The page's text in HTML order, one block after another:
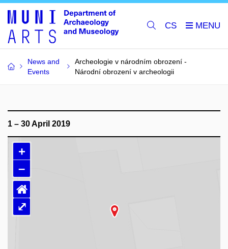
CS
News and
Events
Archeologie v národním obrození -
Národní obrození v archeologii
1 – 30 April 2019
+
–
⌂
⤢